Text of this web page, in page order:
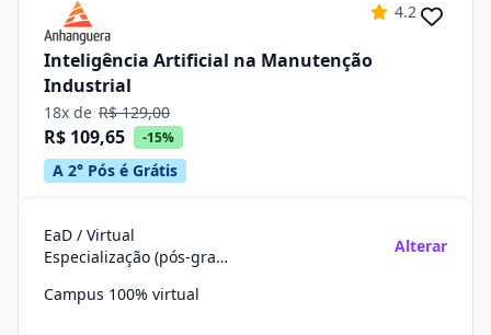
4.2
Inteligência Artificial na Manutenção
Industrial
18x de R$ 129,00
R$ 109,65 -15%
A 2° Pós é Grátis
EaD / Virtual
Especialização (pós-graduação)
Alterar
Campus 100% virtual